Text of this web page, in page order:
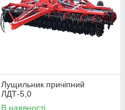
Лущильник причіпний
ЛДТ-5,0
В наявності